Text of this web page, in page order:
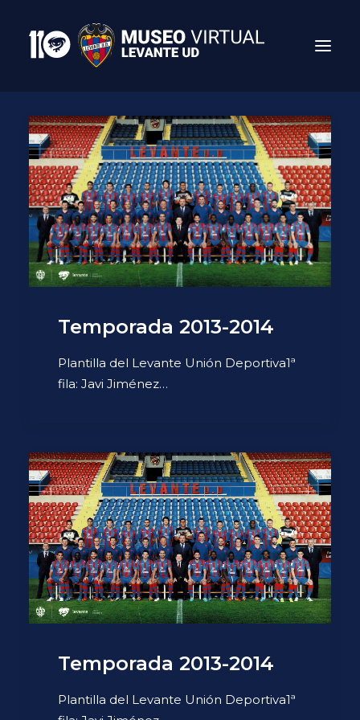
Search
Temporada 2013-2014
Plantilla del Levante Unión Deportiva1ª
fila: Javi Jiménez…
Temporada 2013-2014
Plantilla del Levante Unión Deportiva1ª